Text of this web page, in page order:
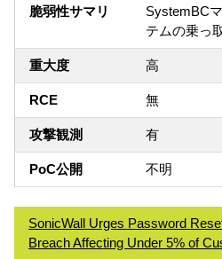
脆弱性サマリ
SystemBC
テムの乗っ
重大度 高
RCE 無
攻撃観測 有
PoC公開 不明
SonicWall Urges Password
Breach Affecting Under 5% of